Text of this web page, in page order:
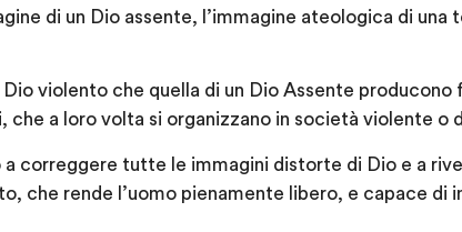
di un Dio assente, l’immagine ateologica di una
Dio violento che quella di un Dio Assente
che a loro volta si organizzano in società violente o
correggere tutte le immagini distorte di Dio e a
che rende l’uomo pienamente libero, e capace di